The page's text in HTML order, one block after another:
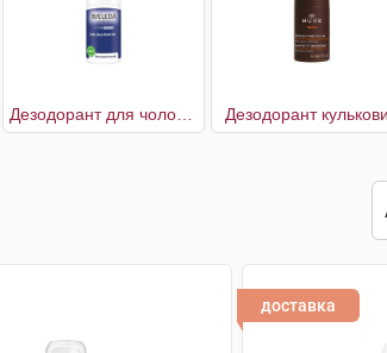
Дезодорант
доставка